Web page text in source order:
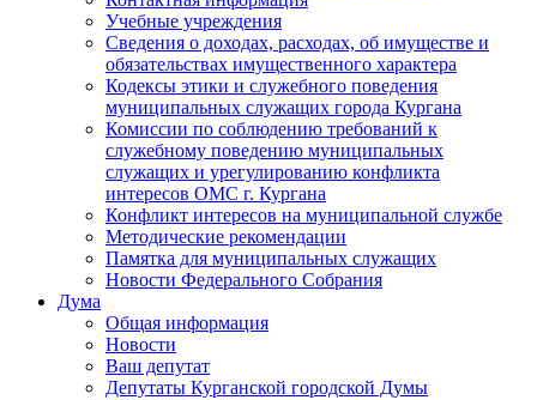
Учебные учреждения
Сведения о доходах, расходах, об имуществе и
обязательствах имущественного характера
Кодексы этики и служебного поведения
муниципальных служащих города Кургана
Комиссии по соблюдению требований к
служебному поведению муниципальных
служащих и урегулированию конфликта
интересов ОМС г. Кургана
Конфликт интересов на муниципальной службе
Методические рекомендации
Памятка для муниципальных служащих
Новости Федерального Cобрания
Дума
Общая информация
Новости
Ваш депутат
Депутаты Курганской городской Думы